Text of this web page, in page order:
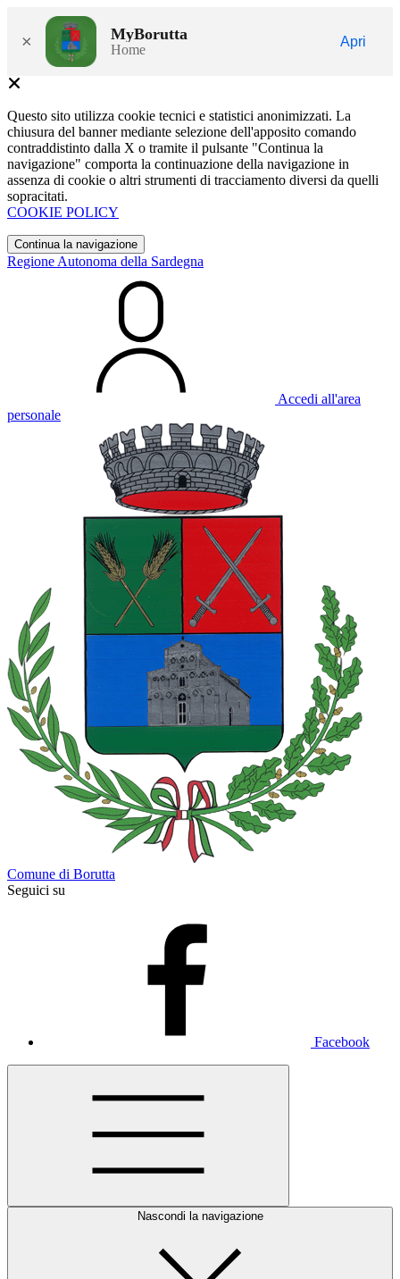
× MyBorutta
Home
Apri
Questo sito utilizza cookie tecnici e statistici anonimizzati. La
chiusura del banner mediante selezione dell'apposito comando
contraddistinto dalla X o tramite il pulsante "Continua la
navigazione" comporta la continuazione della navigazione in
assenza di cookie o altri strumenti di tracciamento diversi da quelli
sopracitati.
COOKIE POLICY
Continua la navigazione
Regione Autonoma della Sardegna
Accedi all'area
personale
Comune di Borutta
Seguici su
Facebook
Nascondi la navigazione